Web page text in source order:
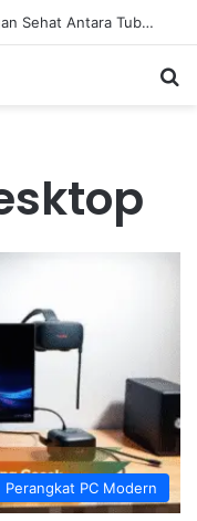
Diet Fleksibel Membangun Hubungan Sehat Antara Tubuh dan Makanan Sehari-hari
Perangkat PC Modern